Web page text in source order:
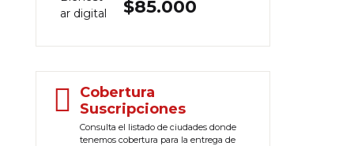
$85.000
Cobertura
Suscripciones
Consulta el listado de ciudades donde
tenemos cobertura para la entrega de